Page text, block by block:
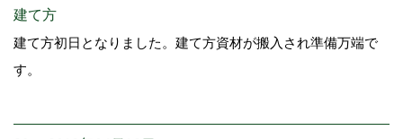
建て方
建て方初日となりました。建て方資材が搬入され準備万端で
す。